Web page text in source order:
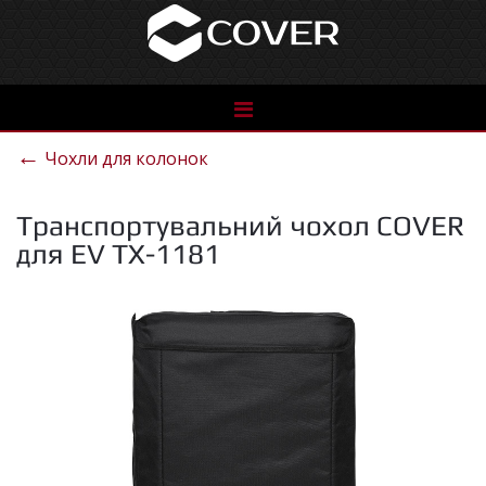
See
← Чохли для колонок
Транспортувальний чохол COVER
для EV TX-1181